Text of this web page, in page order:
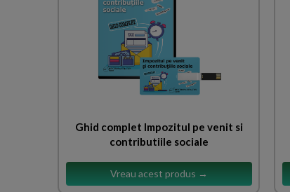
Ghid complet Impozitul pe venit si
contributiile sociale
Vreau acest produs →